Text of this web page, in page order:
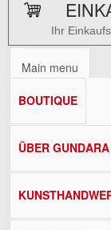
Ihr
Main menu
BOUTIQUE
ÜBER GUNDARA